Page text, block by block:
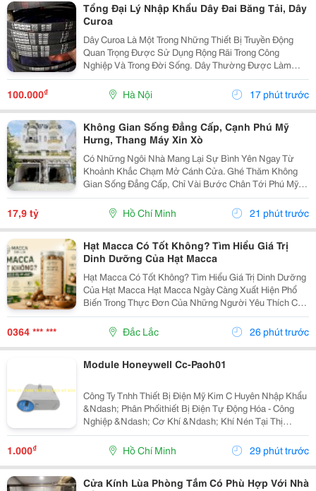
Tổng Đại Lý Nhập Khẩu Dây Đai Băng Tải, Dây
Curoa
Dây Curoa Là Một Trong Những Thiết Bị Truyền Động
Quan Trọng Được Sử Dụng Rộng Rãi Trong Công
Nghiệp Và Trong Đời Sống. Dây Thường Được Làm
Bằng Cao Su Tổng Hợp Có Nguồn Gốc Từ Dầu Mỏ, Bên
Trong Có Hoặc Không Có Lõi Thép. Dây Curoa Truyền
Động...
100.000₫ Hà Nội 17 phút trước
Không Gian Sống Đẳng Cấp, Cạnh Phú Mỹ
Hưng, Thang Máy Xin Xò
Có Những Ngôi Nhà Mang Lại Sự Bình Yên Ngay Từ
Khoảnh Khắc Chạm Mở Cánh Cửa. Ghé Thăm Không
Gian Sống Đẳng Cấp, Chỉ Vài Bước Chân Tới Phú Mỹ
Hưng: - Vị Trí: Kdc Tân Mỹ, Đường Rộng 20M Thông
Thoáng - Diện Tích: 5 &Times; 18M &Bull; 1 Trệt 3 Lầu...
17,9 tỷ Hồ Chí Minh 21 phút trước
Hạt Macca Có Tốt Không? Tìm Hiểu Giá Trị
Dinh Dưỡng Của Hạt Macca
Hạt Macca Có Tốt Không? Tìm Hiểu Giá Trị Dinh Dưỡng
Của Hạt Macca Hạt Macca Ngày Càng Xuất Hiện Phổ
Biến Trong Thực Đơn Của Những Người Yêu Thích Các
Loại Hạt Dinh Dưỡng. Với Vị Béo Nhẹ, Thơm Bùi Và
Cách Sử Dụng Đơn Giản, Macca Có Thể Trở Thành
0364 *** *** Đắc Lắc 26 phút trước
Module Honeywell Cc-Paoh01
Công Ty Tnhh Thiết Bị Điện Mỹ Kim C Huyên Nhập Khẩu
&Ndash; Phân Phốithiết Bị Điện Tự Động Hóa - Công
Nghiệp &Ndash; Cơ Khí &Ndash; Khí Nén Tại Thị
Trường Việt Nam. Những Thương Hiệu Mà Mỹ Kim
Thường Xuyên Phân Phối: Yaskawa &Ndash;
Panasonic...
1.000₫ Hồ Chí Minh 29 phút trước
Cửa Kính Lùa Phòng Tắm Có Phù Hợp Với Nhà